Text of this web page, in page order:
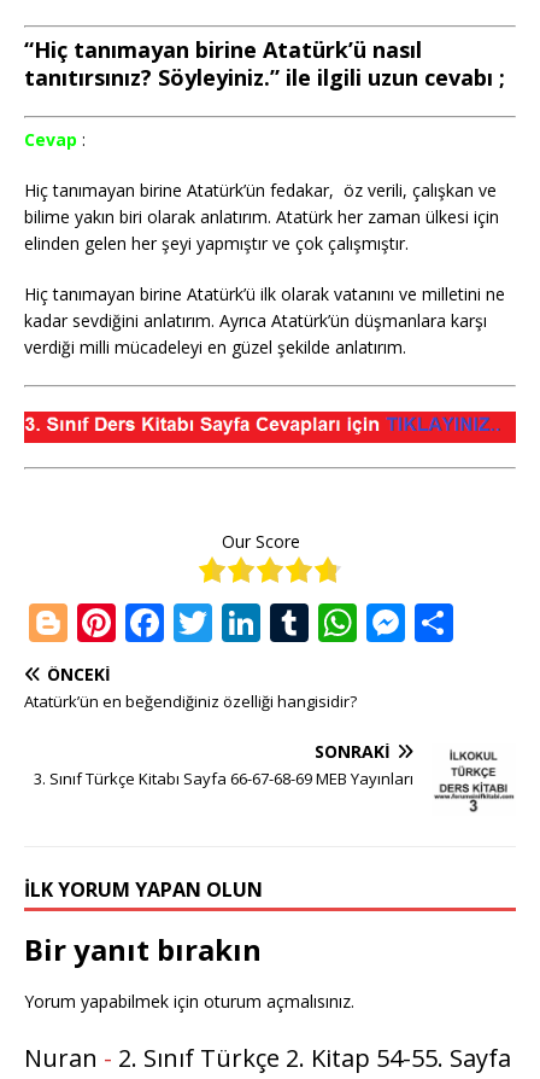
“Hiç tanımayan birine Atatürk’ü nasıl
tanıtırsınız? Söyleyiniz.” ile ilgili uzun cevabı ;
Cevap :
Hiç tanımayan birine Atatürk’ün fedakar, öz verili, çalışkan ve
bilime yakın biri olarak anlatırım. Atatürk her zaman ülkesi için
elinden gelen her şeyi yapmıştır ve çok çalışmıştır.
Hiç tanımayan birine Atatürk’ü ilk olarak vatanını ve milletini ne
kadar sevdiğini anlatırım. Ayrıca Atatürk’ün düşmanlara karşı
verdiği milli mücadeleyi en güzel şekilde anlatırım.
Our Score
Bl
o
g
e
Pi
te
e
F
c
b
k
T
it
r
Li
k
dI
T
m
bl
r
W
s
A
M
e
n
e
ÖNCEKI
Atatürk’ün en beğendiğiniz özelliği hangisidir?
SONRAKI
3. Sınıf Türkçe Kitabı Sayfa 66-67-68-69 MEB Yayınları
İLK YORUM YAPAN OLUN
Bir yanıt bırakın
Yorum yapabilmek için oturum açmalısınız.
Nuran - 2. Sınıf Türkçe 2. Kitap 54-55. Sayfa